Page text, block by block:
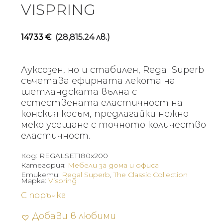
VISPRING
14733 € (28,815.24 лв.)
Луксозен, но и стабилен, Regal Superb
съчетава ефирната лекота на
шетландската вълна с
естествената еластичност на
конския косъм, предлагайки нежно
меко усещане с точното количество
еластичност.
Код: REGALSET180x200
Категория: Мебели за дома и офиса
Етикети: Regal Superb,The Classic Collection
С поръчка
Добави в любими
Марка: Vispring